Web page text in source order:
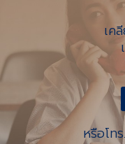
เค
หรือโท